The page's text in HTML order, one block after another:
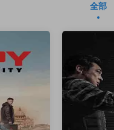
全部